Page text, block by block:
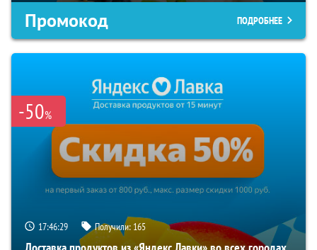
Промокод ПОДРОБНЕЕ
-50%
17:46:28 Получили: 165